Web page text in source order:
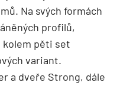
Na svých formách
profilů,
kolem pěti set
variant.
a dveře Strong, dále